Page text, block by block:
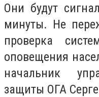
Они будут
минуты. Не
проверка
оповещения
начальник
защиты ОГА